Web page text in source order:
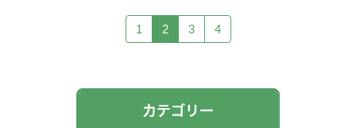
1 2 3 4
カテゴリー